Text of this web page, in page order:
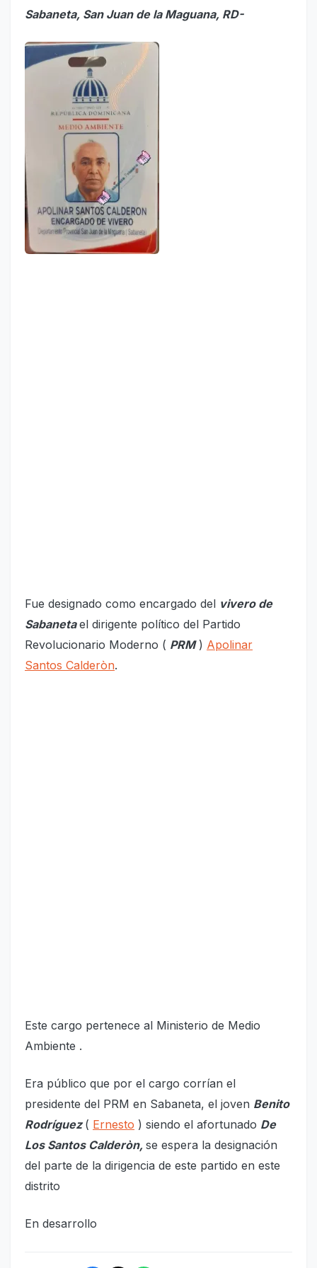
Sabaneta, San Juan de la Maguana, RD-
Fue designado como encargado del vivero de
Sabanetael dirigente político del Partido
Revolucionario Moderno ( PRM) Apolinar
Santos Calderòn.
Este cargo pertenece al Ministerio de Medio
Ambiente .
Era público que por el cargo corrían el
presidente del PRM en Sabaneta, el joven Benito
Rodríguez( Ernesto ) siendo el afortunado De
Los Santos Calderòn, se espera la designación
del parte de la dirigencia de este partido en este
distrito
En desarrollo